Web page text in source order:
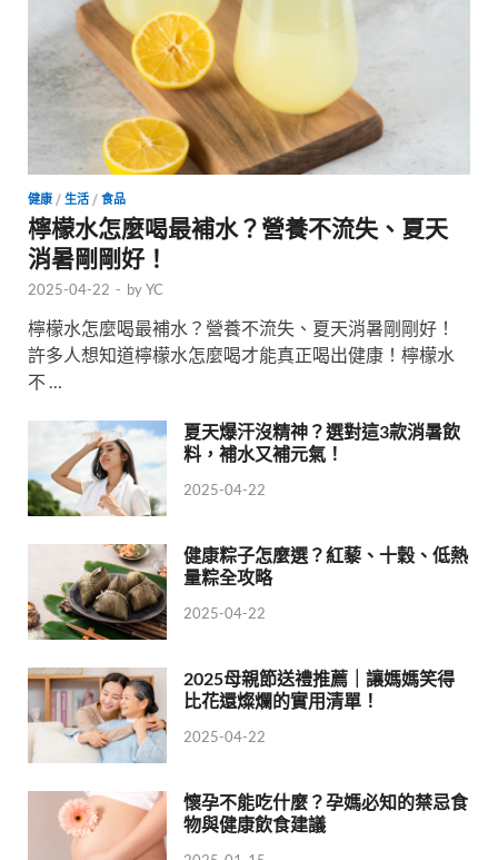
健康 / 生活 / 食品
檸檬水怎麼喝最補水？營養不流失、夏天
消暑剛剛好！
2025-04-22 - byYC
檸檬水怎麼喝最補水？營養不流失、夏天消暑剛剛好！
許多人想知道檸檬水怎麼喝才能真正喝出健康！檸檬水
不 …
夏天爆汗沒精神？選對這3款消暑飲
料，補水又補元氣！
2025-04-22
健康粽子怎麼選？紅藜、十穀、低熱
量粽全攻略
2025-04-22
2025母親節送禮推薦｜讓媽媽笑得
比花還燦爛的實用清單！
2025-04-22
懷孕不能吃什麼？孕媽必知的禁忌食
物與健康飲食建議